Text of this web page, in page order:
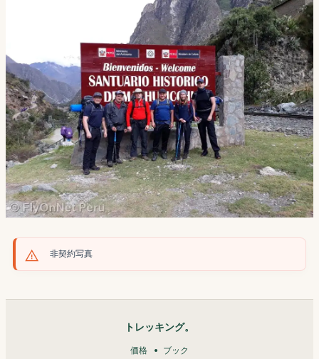
非契約写真
トレッキング。
価格 ブック